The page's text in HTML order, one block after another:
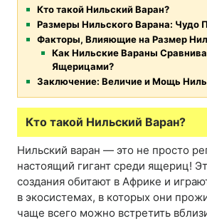
Кто такой Нильский Варан?
Размеры Нильского Варана: Чудо
Факторы, Влияющие на Размер
Как Нильские Вараны
Ящерицами?
Заключение: Величие и Мощь
Кто такой Нильский Варан?
Нильский варан — это не просто
настоящий гигант среди ящериц!
создания обитают в Африке и
в экосистемах, в которых они
чаще всего можно встретить